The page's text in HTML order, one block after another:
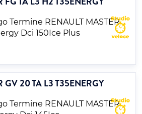
GV 20 TA L3 T35ENERGY